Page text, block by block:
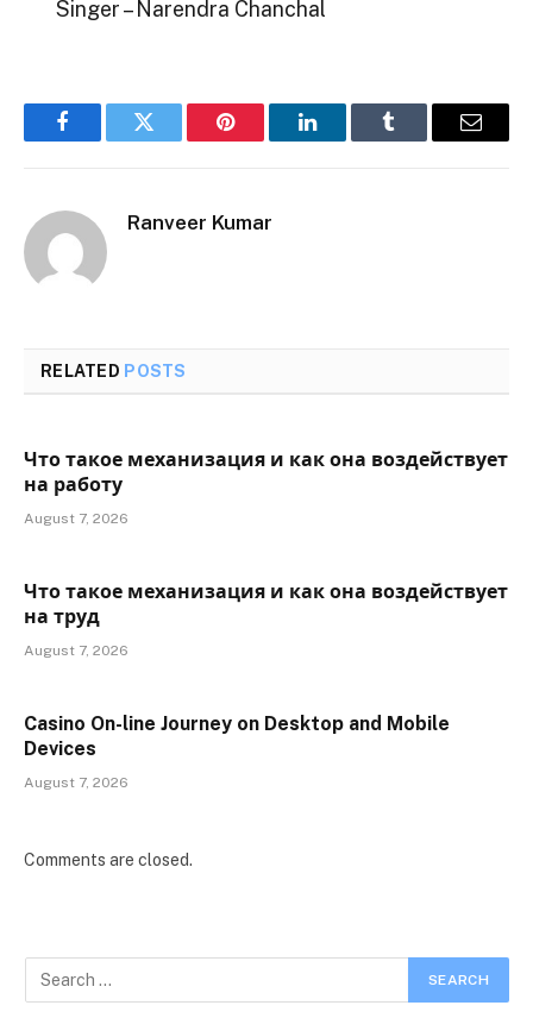
Singer – Narendra Chanchal
FacebookTwitter Pinterest LinkedInTumblr Email
Ranveer Kumar
RELATED POSTS
Что такое механизация и как она воздействует
на работу
August 7, 2026
Что такое механизация и как она воздействует
на труд
August 7, 2026
Casino On-line Journey on Desktop and Mobile
Devices
August 7, 2026
Comments are closed.